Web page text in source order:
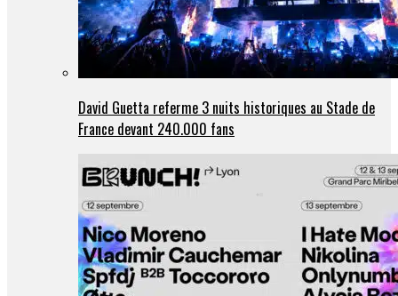
David Guetta referme 3 nuits historiques au Stade de
France devant 240.000 fans